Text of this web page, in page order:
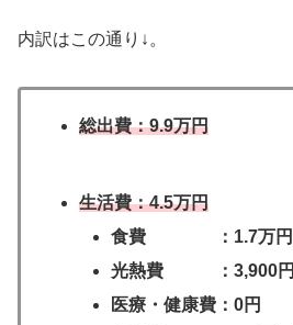
内訳はこの通り↓。
総出費：9.9万円
生活費：4.5万円
食費 ：1.7万円
光熱費 ：3,900円
医療・健康費：0円